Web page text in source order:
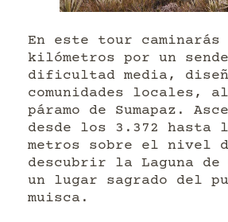
En este tour caminarás
kilómetros por un
dificultad media,
comunidades locales,
páramo de Sumapaz.
desde los 3.372 hasta
metros sobre el nivel
descubrir la Laguna de
un lugar sagrado del
muisca.